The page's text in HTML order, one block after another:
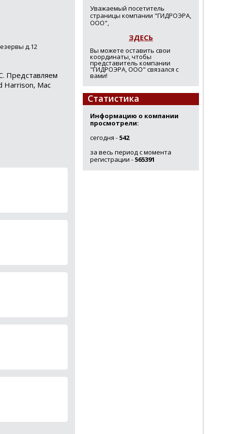
д.12
Представляем
Harrison, Mac
Уважаемый посетитель
страницы компании "ГИДРОЭРА,
ООО",
ЗДЕСЬ
Вы можете оставить свои
координаты, чтобы
представитель компании
"ГИДРОЭРА, ООО" связался с
вами!
Статистика
Информацию о компании
просмотрели:
сегодня - 542
за весь период с момента
регистрации - 565391